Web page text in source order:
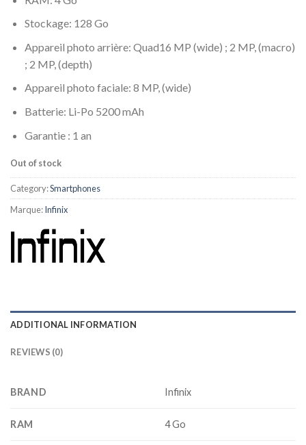
Stockage: 128 Go
Appareil photo arrière: Quad16 MP (wide) ; 2 MP, (macro)
; 2 MP, (depth)
Appareil photo faciale: 8 MP, (wide)
Batterie: Li-Po 5200 mAh
Garantie : 1 an
Out of stock
Category:Smartphones
Marque:Infinix
ADDITIONAL INFORMATION
REVIEWS (0)
BRAND Infinix
RAM 4 Go